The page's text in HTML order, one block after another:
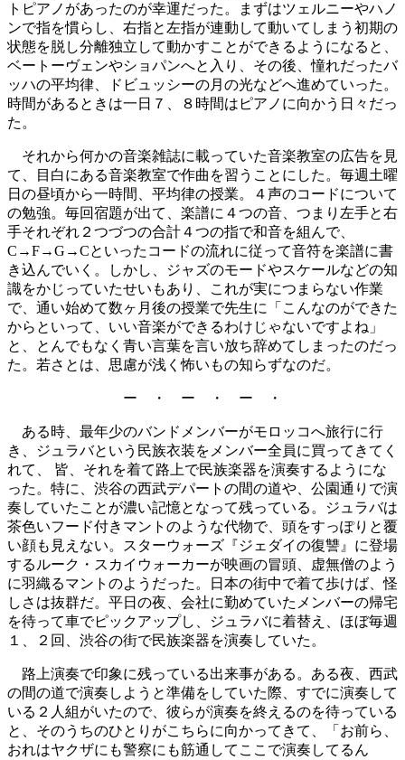
トピアノがあったのが幸運だった。まずはツェルニーやハノ
ンで指を慣らし、右指と左指が連動して動いてしまう初期の
状態を脱し分離独立して動かすことができるようになると、
ベートーヴェンやショパンへと入り、その後、憧れだったバ
ッハの平均律、ドビュッシーの月の光などへ進めていった。
時間があるときは一日７、８時間はピアノに向かう日々だっ
た。
それから何かの音楽雑誌に載っていた音楽教室の広告を見
て、目白にある音楽教室で作曲を習うことにした。毎週土曜
日の昼頃から一時間、平均律の授業。４声のコードについて
の勉強。毎回宿題が出て、楽譜に４つの音、つまり左手と右
手それぞれ２つづつの合計４つの指で和音を組んで、
C→F→G→Cといったコードの流れに従って音符を楽譜に書
き込んでいく。しかし、ジャズのモードやスケールなどの知
識をかじっていたせいもあり、これが実につまらない作業
で、通い始めて数ヶ月後の授業で先生に「こんなのができた
からといって、いい音楽ができるわけじゃないですよね」
と、とんでもなく青い言葉を言い放ち辞めてしまったのだっ
た。若さとは、思慮が浅く怖いもの知らずなのだ。
ー ・ ー ・ ー ・
ある時、最年少のバンドメンバーがモロッコへ旅行に行
き、ジュラバという民族衣装をメンバー全員に買ってきてく
れて、 皆、それを着て路上で民族楽器を演奏するようにな
った。特に、渋谷の西武デパートの間の道や、公園通りで演
奏していたことが濃い記憶となって残っている。ジュラバは
茶色いフード付きマントのような代物で、頭をすっぽりと覆
い顔も見えない。スターウォーズ『ジェダイの復讐』に登場
するルーク・スカイウォーカーが映画の冒頭、虚無僧のよう
に羽織るマントのようだった。日本の街中で着て歩けば、怪
しさは抜群だ。平日の夜、会社に勤めていたメンバーの帰宅
を待って車でピックアップし、ジュラバに着替え、ほぼ毎週
１、２回、渋谷の街で民族楽器を演奏していた。
路上演奏で印象に残っている出来事がある。ある夜、西武
の間の道で演奏しようと準備をしていた際、すでに演奏して
いる２人組がいたので、彼らが演奏を終えるのを待っている
と、そのうちのひとりがこちらに向かってきて、「お前ら、
おれはヤクザにも警察にも筋通してここで演奏してるん